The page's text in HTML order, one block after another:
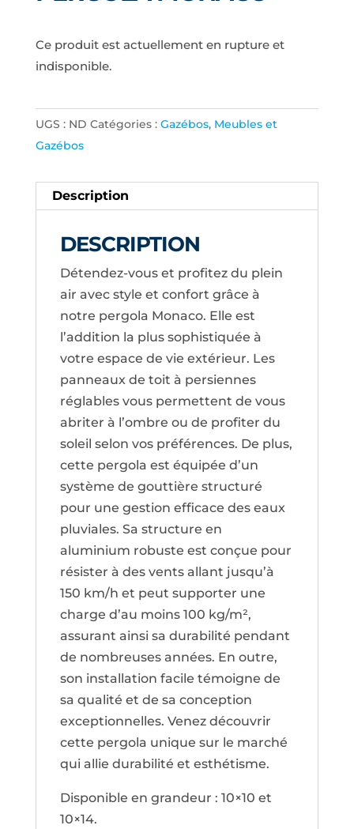
Ce produit est actuellement en rupture et
indisponible.
UGS : ND Catégories : Gazébos, Meubles et
Gazébos
Description
DESCRIPTION
Détendez-vous et profitez du plein
air avec style et confort grâce à
notre pergola Monaco. Elle est
l’addition la plus sophistiquée à
votre espace de vie extérieur. Les
panneaux de toit à persiennes
réglables vous permettent de vous
abriter à l’ombre ou de profiter du
soleil selon vos préférences. De plus,
cette pergola est équipée d’un
système de gouttière structuré
pour une gestion efficace des eaux
pluviales. Sa structure en
aluminium robuste est conçue pour
résister à des vents allant jusqu’à
150 km/h et peut supporter une
charge d’au moins 100 kg/m²,
assurant ainsi sa durabilité pendant
de nombreuses années. En outre,
son installation facile témoigne de
sa qualité et de sa conception
exceptionnelles. Venez découvrir
cette pergola unique sur le marché
qui allie durabilité et esthétisme.
Disponible en grandeur : 10×10 et
10×14.